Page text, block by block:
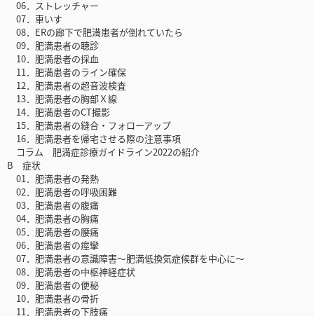
06．ストレッチャー
07．車いす
08．ERの廊下で肥満患者が倒れていたら
09．肥満患者の聴診
10．肥満患者の採血
11．肥満患者のライン確保
12．肥満患者の超音波検査
13．肥満患者の胸部Ｘ線
14．肥満患者のCT撮影
15．肥満患者の縫合・フォローアップ
16．肥満患者を帰宅させる際の注意事項
コラム 肥満症診療ガイドライン2022の紹介
B 症状
01．肥満患者の発熱
02．肥満患者の呼吸困難
03．肥満患者の腹痛
04．肥満患者の胸痛
05．肥満患者の腰痛
06．肥満患者の痙攣
07．肥満患者の意識障害～肥満低換気症候群を中心に～
08．肥満患者の中枢神経症状
09．肥満患者の便秘
10．肥満患者の骨折
11．肥満患者の下肢痛